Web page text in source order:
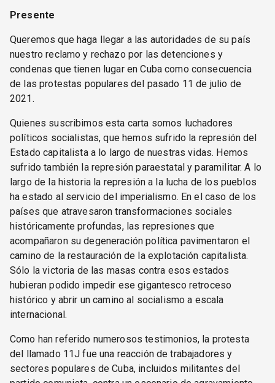
Presente
Queremos que haga llegar a las autoridades de su país
nuestro reclamo y rechazo por las detenciones y
condenas que tienen lugar en Cuba como consecuencia
de las protestas populares del pasado 11 de julio de
2021.
Quienes suscribimos esta carta somos luchadores
políticos socialistas, que hemos sufrido la represión del
Estado capitalista a lo largo de nuestras vidas. Hemos
sufrido también la represión paraestatal y paramilitar. A lo
largo de la historia la represión a la lucha de los pueblos
ha estado al servicio del imperialismo. En el caso de los
países que atravesaron transformaciones sociales
históricamente profundas, las represiones que
acompañaron su degeneración política pavimentaron el
camino de la restauración de la explotación capitalista.
Sólo la victoria de las masas contra esos estados
hubieran podido impedir ese gigantesco retroceso
histórico y abrir un camino al socialismo a escala
internacional.
Como han referido numerosos testimonios, la protesta
del llamado 11J fue una reacción de trabajadores y
sectores populares de Cuba, incluidos militantes del